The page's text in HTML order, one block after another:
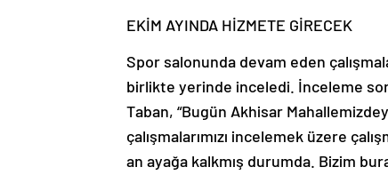
EKİM AYINDA HİZMETE GİRECEK
Spor salonunda devam eden
birlikte yerinde inceledi. İnceleme
Taban, “Bugün Akhisar
çalışmalarımızı incelemek üzere
an ayağa kalkmış durumda. Bizim